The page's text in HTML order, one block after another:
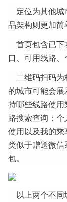
定位为其他
品架构则更加简
首页包含已下
口、可用线路、
二维码扫码为
的城市可能会
持哪些线路使
路搜索查询；
使用以及我的
类似于赠送微
包。
以上两个不